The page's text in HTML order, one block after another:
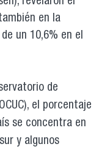
en la
un 10,6% en el
de
el porcentaje
se concentra en
y algunos